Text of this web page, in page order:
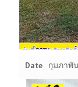
Date กุมภาพัน